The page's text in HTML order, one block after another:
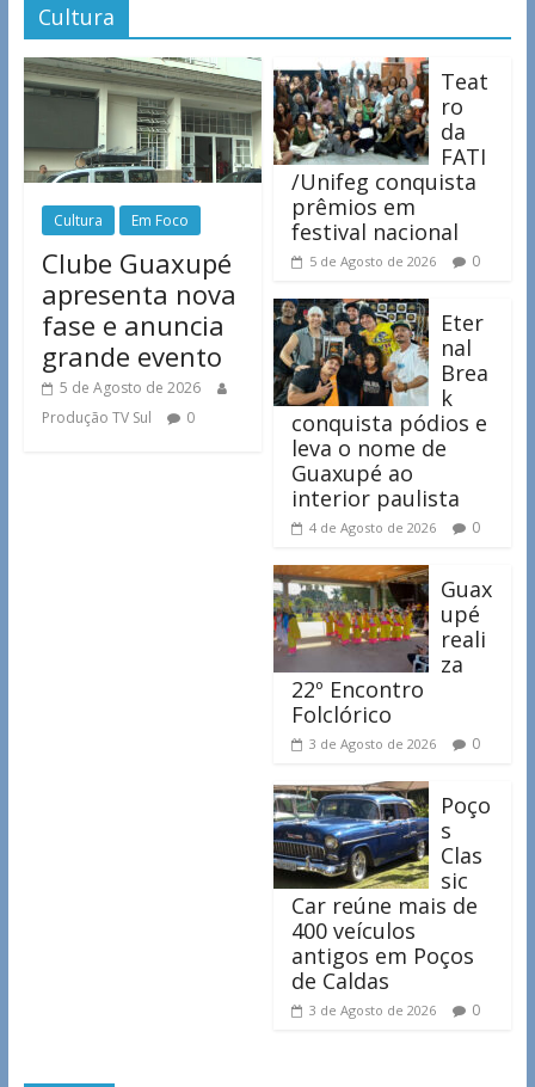
Cultura
Cultura Em Foco
Clube Guaxupé
apresenta nova
fase e anuncia
grande evento
5 de Agosto de 2026
Produção TV Sul
0
Teat
ro
da
FATI
/Unifeg conquista
prêmios em
festival nacional
5 de Agosto de 2026 0
Eter
nal
Brea
k
conquista pódios e
leva o nome de
Guaxupé ao
interior paulista
4 de Agosto de 2026 0
Guax
upé
reali
za
22º Encontro
Folclórico
3 de Agosto de 2026 0
Poço
s
Clas
sic
Car reúne mais de
400 veículos
antigos em Poços
de Caldas
3 de Agosto de 2026 0